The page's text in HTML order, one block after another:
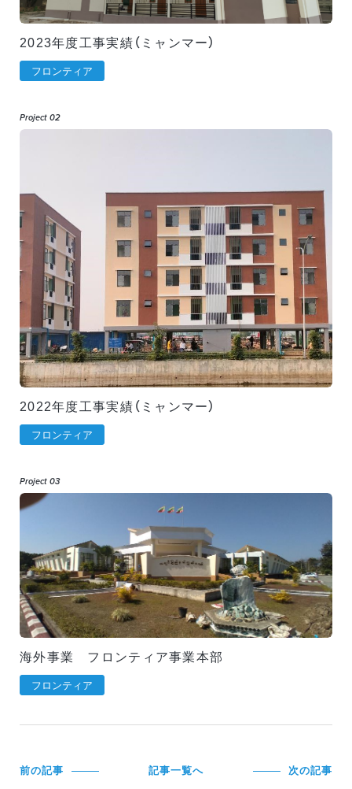
2023年度工事実績（ミャンマー）
フロンティア
Project 02
2022年度工事実績（ミャンマー）
フロンティア
Project 03
海外事業 フロンティア事業本部
フロンティア
前の記事 記事一覧へ 次の記事